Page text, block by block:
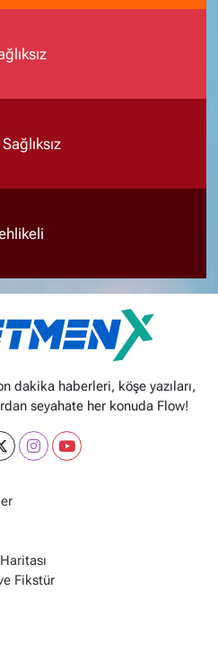
dakika haberleri, köşe yazıları,
seyahate her konuda Flow!
Fikstür